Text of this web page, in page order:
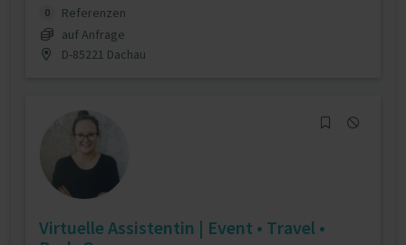
0
Referenzen
auf Anfrage
D-85221 Dachau
Virtuelle Assistentin | Event • Travel •